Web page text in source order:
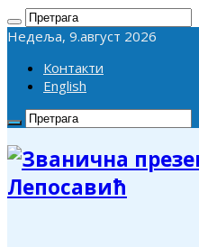
Недеља, 9.август 2026
Контакти
English
Лепосавић